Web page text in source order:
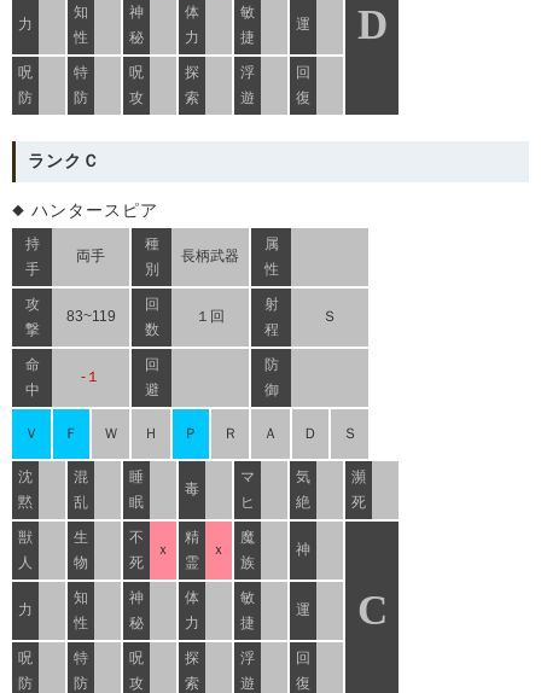
D
力
知
性
神
秘
体
力
敏
捷
運
呪
防
特
防
呪
攻
探
索
浮
遊
回
復
ランクＣ
ハンタースピア
持
手
両手
種
別
長柄武器
属
性
攻
撃
83~119
回
数
１回
射
程
Ｓ
命
中
-１
回
避
防
御
Ｖ Ｆ Ｗ Ｈ Ｐ Ｒ Ａ Ｄ Ｓ
沈
黙
混
乱
睡
眠
毒
マ
ヒ
気
絶
瀕
死
獣
人
生
物
不
死
ｘ
精
霊
ｘ
魔
族
神
C
力
知
性
神
秘
体
力
敏
捷
運
呪
防
特
防
呪
攻
探
索
浮
遊
回
復